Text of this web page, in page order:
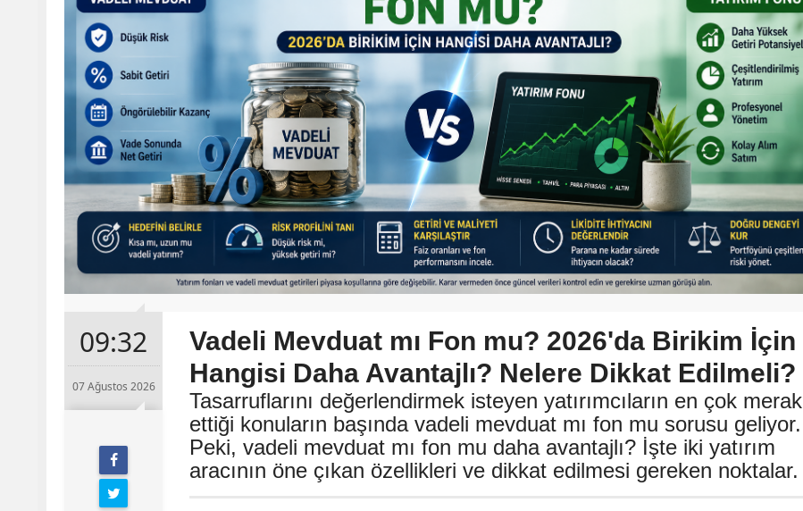
09:32
07 Ağustos 2026
Vadeli Mevduat mı Fon mu? 2026'da Birikim İçin
Hangisi Daha Avantajlı? Nelere Dikkat Edilmeli?
Tasarruflarını değerlendirmek isteyen yatırımcıların en çok merak
ettiği konuların başında vadeli mevduat mı fon mu sorusu geliyor.
Peki, vadeli mevduat mı fon mu daha avantajlı? İşte iki yatırım
aracının öne çıkan özellikleri ve dikkat edilmesi gereken noktalar.